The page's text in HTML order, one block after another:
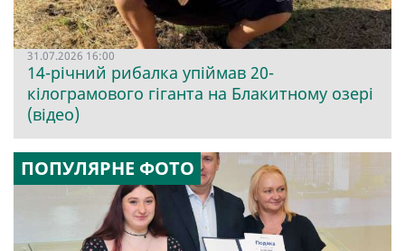
31.07.2026 16:00
14-річний рибалка упіймав 20-
кілограмового гіганта на Блакитному озері
(відео)
ПОПУЛЯРНЕ ФОТО